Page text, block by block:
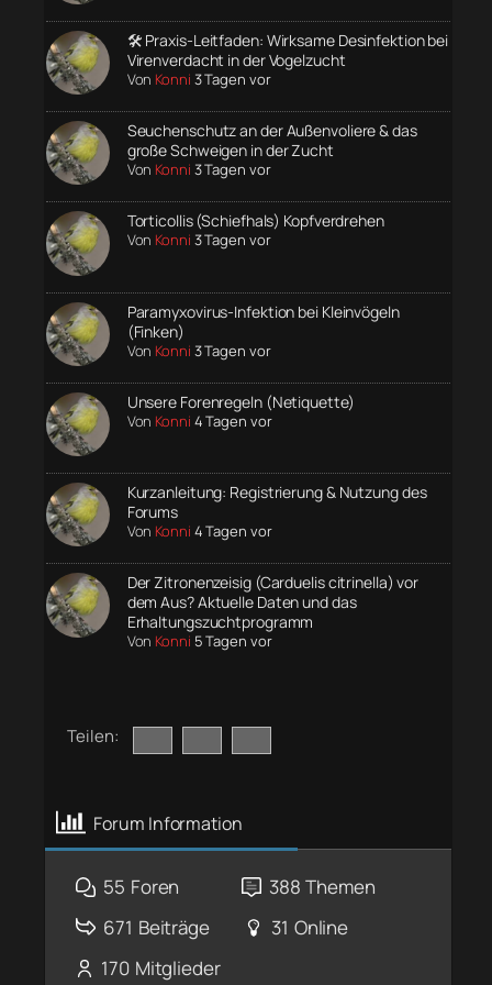
🛠️ Praxis-Leitfaden: Wirksame Desinfektion bei
Virenverdacht in der Vogelzucht
Von Konni 3 Tagen vor
Seuchenschutz an der Außenvoliere & das
große Schweigen in der Zucht
Von Konni 3 Tagen vor
Torticollis (Schiefhals) Kopfverdrehen
Von Konni 3 Tagen vor
Paramyxovirus-Infektion bei Kleinvögeln
(Finken)
Von Konni 3 Tagen vor
Unsere Forenregeln (Netiquette)
Von Konni 4 Tagen vor
Kurzanleitung: Registrierung & Nutzung des
Forums
Von Konni 4 Tagen vor
Der Zitronenzeisig (Carduelis citrinella) vor
dem Aus? Aktuelle Daten und das
Erhaltungszuchtprogramm
Von Konni 5 Tagen vor
Teilen:
Forum Information
55 Foren 388 Themen
671 Beiträge 31 Online
170 Mitglieder